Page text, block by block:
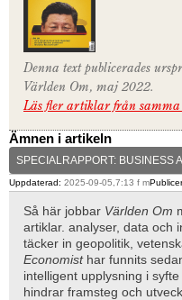
Denna text publicerades
Världen Om, maj 2022.
Läs fler artiklar från
Ämnen i artikeln
SPECIALRAPPORT: BUSINESS
Uppdaterad: 2025-09-05,7:13 f m
Så här jobbar Världen Om
artiklar. analyser, data och
täcker in geopolitik,
Economisthar funnits
intelligent upplysning i
hindrar framsteg och